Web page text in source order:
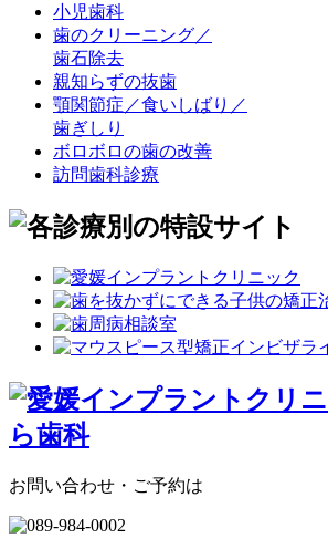
小児歯科
歯のクリーニング／
歯石除去
親知らずの抜歯
顎関節症／食いしばり／
歯ぎしり
ボロボロの歯の改善
訪問歯科診療
お問い合わせ・ご予約は